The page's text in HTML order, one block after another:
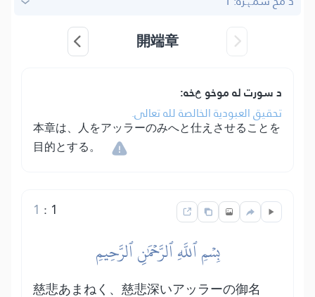
開端章
د سورت له موخو څخه:
تحقيق العبودية الخالصة لله تعالى.
本章は、人をアッラーのみへと仕えさせることを
目的とする。
1
:
1
بِسۡمِ ٱللَّهِ ٱلرَّحۡمَٰنِ ٱلرَّحِيمِ
慈悲あまねく、慈悲深いアッラーの御名